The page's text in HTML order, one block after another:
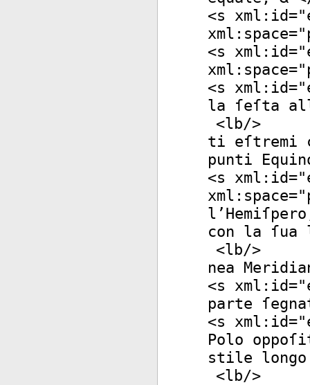
<s xml:id="
xml:space="
<s xml:id="
xml:space="
<s xml:id="
la ſeſta
<lb/>
ti eſtremi
punti
<s xml:id="
xml:space="
con la
<lb/>
nea
<s xml:id="
parte
<s xml:id="
Polo
stile longo
<lb/>